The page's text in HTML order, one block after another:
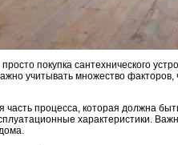
покупка сантехнического
учитывать множество
часть процесса, которая должна
характеристики.